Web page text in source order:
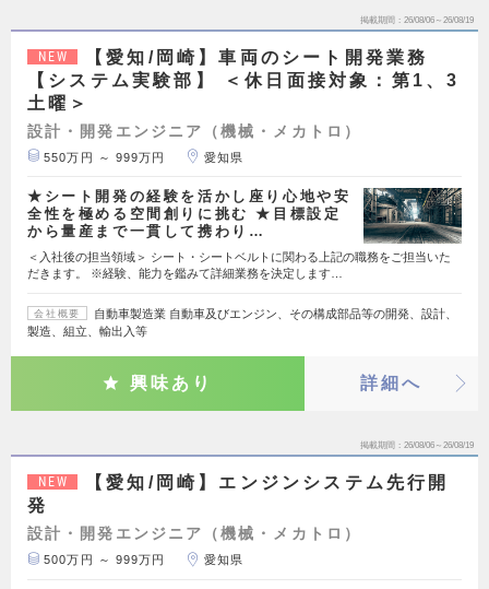
掲載期間 26/08/06～26/08/19
NEW
【愛知/岡崎】車両のシート開発業務
【システム実験部】 ＜休日面接対象：第1、3
土曜＞
設計・開発エンジニア（機械・メカトロ）
550万円 ～ 999万円 愛知県
★シート開発の経験を活かし座り心地や安
全性を極める空間創りに挑む ★目標設定
から量産まで一貫して携わり…
＜入社後の担当領域＞ シート・シートベルトに関わる上記の職務をご担当いた
だきます。 ※経験、能力を鑑みて詳細業務を決定します…
会社概要
自動車製造業 自動車及びエンジン、その構成部品等の開発、設計、
製造、組立、輸出入等
興味あり 詳細へ
掲載期間 26/08/06～26/08/19
NEW
【愛知/岡崎】エンジンシステム先行開
発
設計・開発エンジニア（機械・メカトロ）
500万円 ～ 999万円 愛知県